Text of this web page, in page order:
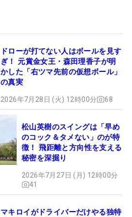
ドローが打てない人はボールを見す
ぎ！ 元賞金女王・森田理香子が明
かした「右ツマ先前の仮想ボール」
の真実
2026年7月28日 (火) 12時00分 68
松山英樹のスイングは「早め
のコック＆タメない」のが特
徴！ 飛距離と方向性を支える
秘密を深掘り
2026年7月27日 (月) 12時00分
41
マキロイがドライバーだけやる独特